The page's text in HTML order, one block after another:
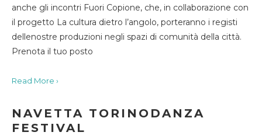
anche gli incontri Fuori Copione, che, in collaborazione con
il progetto La cultura dietro l’angolo, porteranno i registi
dellenostre produzioni negli spazi di comunità della città.
Prenota il tuo posto
Read More ›
NAVETTA TORINODANZA
FESTIVAL